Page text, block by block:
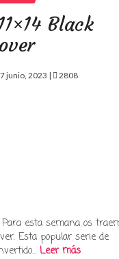
Black
7 junio, 2023 | 2808
esta semana os
Esta popular serie de
Leer más